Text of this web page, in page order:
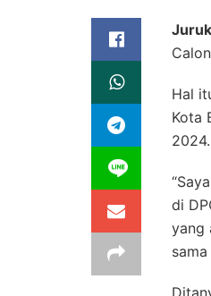
Hal
Kota
2024.
di
yang